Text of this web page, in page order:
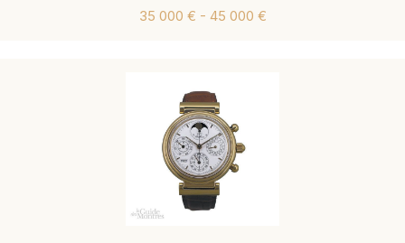
35 000 € - 45 000 €